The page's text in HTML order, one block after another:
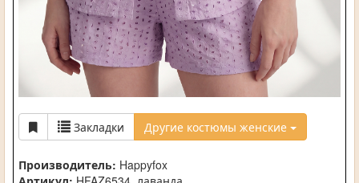
Закладки Другие костюмы женские
Производитель: Happyfox